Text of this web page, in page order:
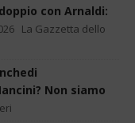
con Arnaldi:
La Gazzetta dello
Non siamo